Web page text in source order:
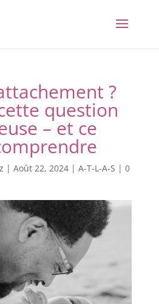
?
question
– et ce
| Août 22, 2024| A-T-L-A-S | 0